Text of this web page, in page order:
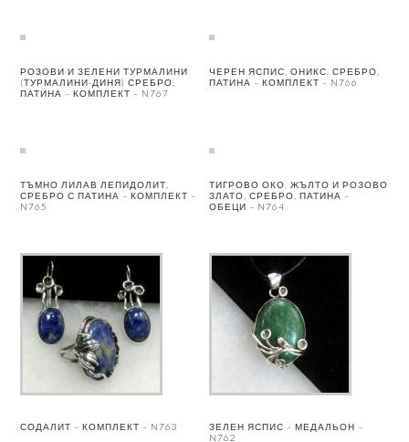
РОЗОВИ И ЗЕЛЕНИ ТУРМАЛИНИ
(ТУРМАЛИНИ-ДИНЯ) СРЕБРО,
ПАТИНА – КОМПЛЕКТ – N767
ЧЕРЕН ЯСПИС, ОНИКС, СРЕБРО,
ПАТИНА – КОМПЛЕКТ – N766
ТЪМНО ЛИЛАВ ЛЕПИДОЛИТ,
СРЕБРО С ПАТИНА – КОМПЛЕКТ –
N765
ТИГРОВО ОКО, ЖЪЛТО И РОЗОВО
ЗЛАТО, СРЕБРО, ПАТИНА –
ОБЕЦИ – N764
СОДАЛИТ – КОМПЛЕКТ – N763
ЗЕЛЕН ЯСПИС – МЕДАЛЬОН –
N762